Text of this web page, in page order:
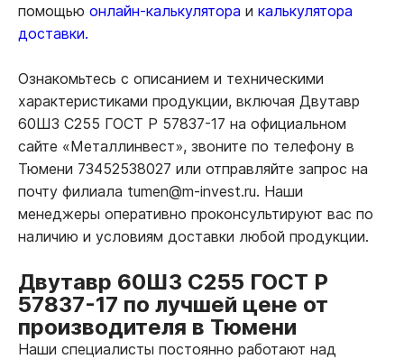
помощью онлайн-калькулятора и калькулятора
доставки.
Ознакомьтесь с описанием и техническими
характеристиками продукции, включая Двутавр
60Ш3 С255 ГОСТ Р 57837-17 на официальном
сайте «Металлинвест», звоните по телефону в
Тюмени 73452538027 или отправляйте запрос на
почту филиала tumen@m-invest.ru. Наши
менеджеры оперативно проконсультируют вас по
наличию и условиям доставки любой продукции.
Двутавр 60Ш3 С255 ГОСТ Р
57837-17 по лучшей цене от
производителя в Тюмени
Наши специалисты постоянно работают над